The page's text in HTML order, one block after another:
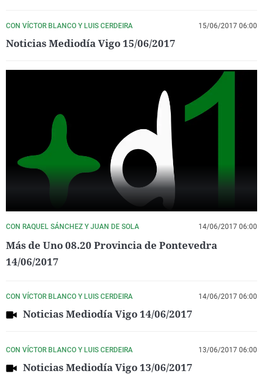
CON VÍCTOR BLANCO Y LUIS CERDEIRA 15/06/2017 06:00
Noticias Mediodía Vigo 15/06/2017
CON RAQUEL SÁNCHEZ Y JUAN DE SOLA 14/06/2017 06:00
Más de Uno 08.20 Provincia de Pontevedra
14/06/2017
CON VÍCTOR BLANCO Y LUIS CERDEIRA 14/06/2017 06:00
Noticias Mediodía Vigo 14/06/2017
CON VÍCTOR BLANCO Y LUIS CERDEIRA 13/06/2017 06:00
Noticias Mediodía Vigo 13/06/2017